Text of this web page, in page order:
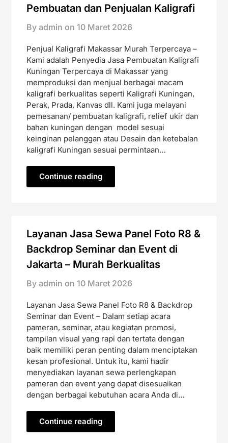
Pembuatan dan Penjualan Kaligrafi
By admin on 10 Maret 2026
Penjual Kaligrafi Makassar Murah Terpercaya –
Kami adalah Penyedia Jasa Pembuatan Kaligrafi
Kuningan Terpercaya di Makassar yang
memproduksi dan menjual berbagai macam
kaligrafi berkualitas seperti Kaligrafi Kuningan,
Perak, Prada, Kanvas dll. Kami juga melayani
pemesanan/ pembuatan kaligrafi, relief ukir dan
bahan kuningan dengan model sesuai
keinginan pelanggan atau Desain dan ketebalan
kaligrafi Kuningan sesuai permintaan…
Continue reading
Layanan Jasa Sewa Panel Foto R8 &
Backdrop Seminar dan Event di
Jakarta – Murah Berkualitas
By admin on 10 Maret 2026
Layanan Jasa Sewa Panel Foto R8 & Backdrop
Seminar dan Event – Dalam setiap acara
pameran, seminar, atau kegiatan promosi,
tampilan visual yang rapi dan tertata dengan
baik memiliki peran penting dalam menciptakan
kesan profesional. Untuk itu, kami hadir
menyediakan layanan sewa perlengkapan
pameran dan event yang dapat disesuaikan
dengan berbagai kebutuhan acara Anda di…
Continue reading